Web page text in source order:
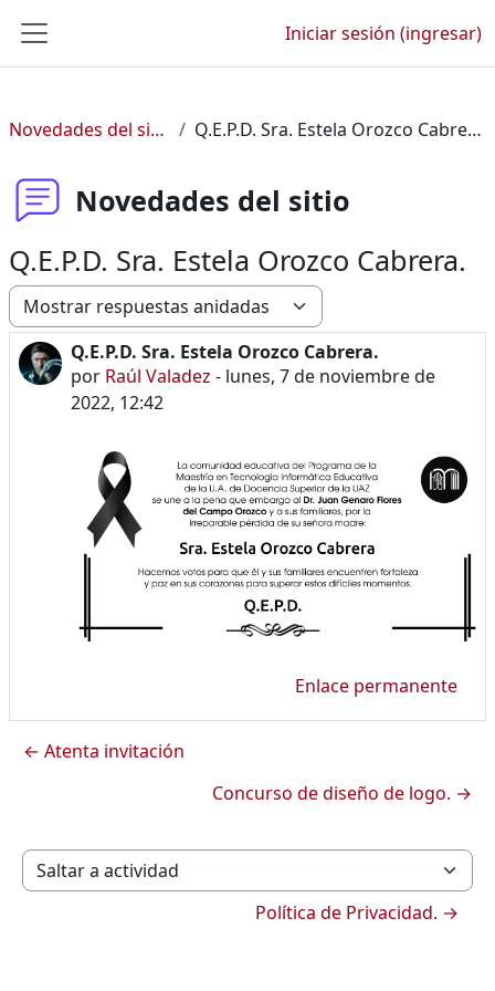
Pánel lateral
Iniciar sesión (ingresar)
Novedades del sitio Q.E.P.D. Sra. Estela Orozco Cabrera.
Novedades del sitio
Q.E.P.D. Sra. Estela Orozco Cabrera.
Modo de visualización
Q.E.P.D. Sra. Estela Orozco Cabrera.
por Raúl Valadez - lunes, 7 de noviembre de
2022, 12:42
Número de respuestas: 0
Enlace permanente
← Atenta invitación
Concurso de diseño de logo. →
Saltar a actividad
Política de Privacidad. →